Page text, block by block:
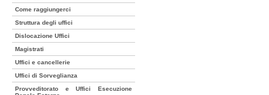
Come raggiungerci
Struttura degli uffici
Dislocazione Uffici
Magistrati
Uffici e cancellerie
Uffici di Sorveglianza
Provveditorato e Uffici Esecuzione